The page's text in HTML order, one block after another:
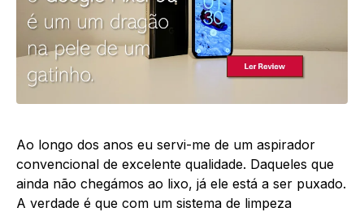
Ao longo dos anos eu servi-me de um aspirador
convencional de excelente qualidade. Daqueles que
ainda não chegámos ao lixo, já ele está a ser puxado.
A verdade é que com um sistema de limpeza